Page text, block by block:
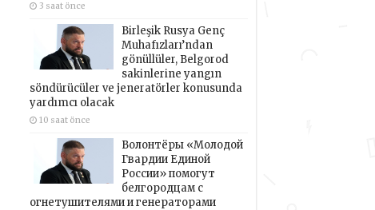
3 saat önce
Birleşik Rusya Genç
Muhafızları’ndan
gönüllüler, Belgorod
sakinlerine yangın
söndürücüler ve jeneratörler konusunda
yardımcı olacak
10 saat önce
Волонтёры «Молодой
Гвардии Единой
России» помогут
белгородцам с
огнетушителями и генераторами